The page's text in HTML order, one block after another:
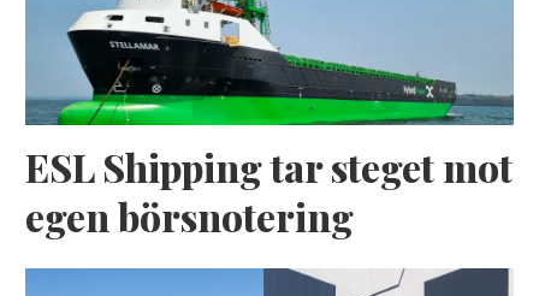
ESL Shipping tar steget mot
egen börsnotering